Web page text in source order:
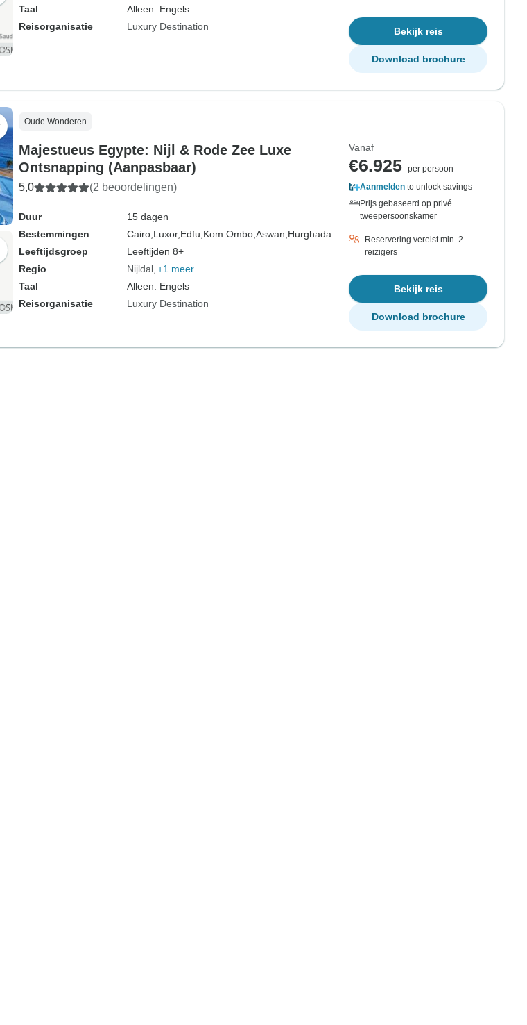
Taal
Alleen: Engels
Reisorganisatie
Luxury Destination Bekijk reis
Download brochure
Oude Wonderen
Majestueus Egypte: Nijl & Rode Zee Luxe
Ontsnapping (Aanpasbaar)
5,0 (2 beoordelingen)
Duur
15 dagen
Bestemmingen
Cairo, Luxor, Edfu, Kom Ombo, Aswan, Hurghada
Leeftijdsgroep
Leeftijden 8+
Regio
Nijldal +1 meer
Taal
Alleen: Engels
Reisorganisatie
Luxury Destination
Vanaf
€6.925 per persoon
Aanmelden to unlock savings
Prijs gebaseerd op privé
tweepersoonskamer
Reservering vereist min. 2
reizigers
Bekijk reis
Download brochure